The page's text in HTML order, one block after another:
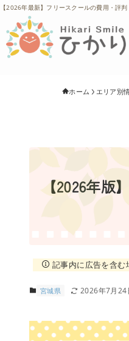
【2026年最新】フリースクールの費用・評
ホーム エリア別
【2026年
記事内に広告を含む
宮城県 2026年7月24